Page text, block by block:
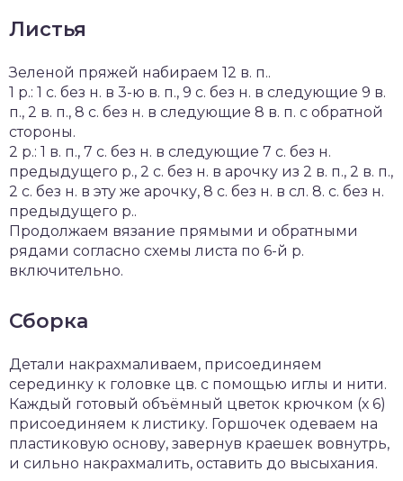
Листья
Зеленой пряжей набираем 12 в. п..
1 р.: 1 с. без н. в 3-ю в. п., 9 с. без н. в следующие 9 в.
п., 2 в. п., 8 с. без н. в следующие 8 в. п. с обратной
стороны.
2 р.: 1 в. п., 7 с. без н. в следующие 7 с. без н.
предыдущего р., 2 с. без н. в арочку из 2 в. п., 2 в. п.,
2 с. без н. в эту же арочку, 8 с. без н. в сл. 8. с. без н.
предыдущего р..
Продолжаем вязание прямыми и обратными
рядами согласно схемы листа по 6-й р.
включительно.
Сборка
Детали накрахмаливаем, присоединяем
серединку к головке цв. с помощью иглы и нити.
Каждый готовый объёмный цветок крючком (х 6)
присоединяем к листику. Горшочек одеваем на
пластиковую основу, завернув краешек вовнутрь,
и сильно накрахмалить, оставить до высыхания.